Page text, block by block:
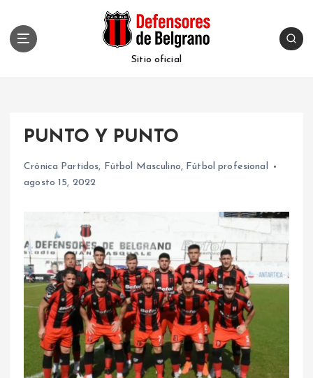
Sitio oficial
PUNTO Y PUNTO
Crónica Partidos, Fútbol Masculino, Fútbol profesional
agosto 15, 2022